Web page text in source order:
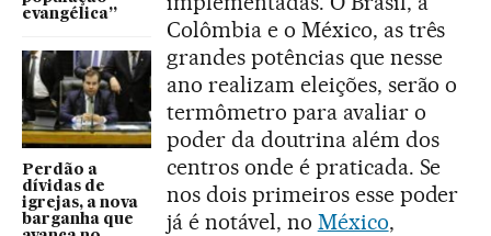
evangélica”
Perdão a
dívidas de
igrejas, a nova
barganha que
Colômbia e o México, as três
grandes potências que nesse
ano realizam eleições, serão o
termômetro para avaliar o
poder da doutrina além dos
centros onde é praticada. Se
nos dois primeiros esse poder
já é notável, no México,